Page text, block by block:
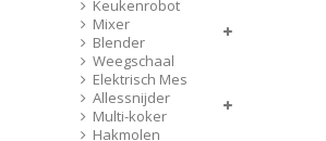
Keukenrobot
Mixer
Blender
Weegschaal
Elektrisch Mes
Allessnijder
Multi-koker
Hakmolen